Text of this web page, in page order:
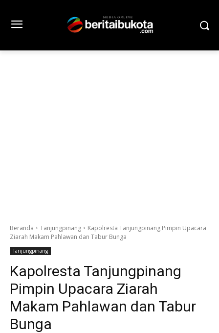
Beranda Tanjungpinang
Kapolresta Tanjungpinang Pimpin Upacara
Ziarah Makam Pahlawan dan Tabur Bunga
Tanjungpinang
Kapolresta Tanjungpinang
Pimpin Upacara Ziarah
Makam Pahlawan dan Tabur
Bunga